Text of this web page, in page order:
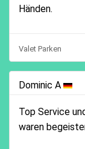
Händen.
Valet Parken
Dominic A
Top Service
waren